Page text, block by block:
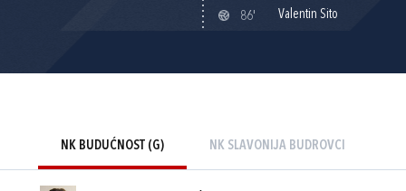
86'
Valentin Sito
NK BUDUĆNOST (G) NK SLAVONIJA BUDROVCI